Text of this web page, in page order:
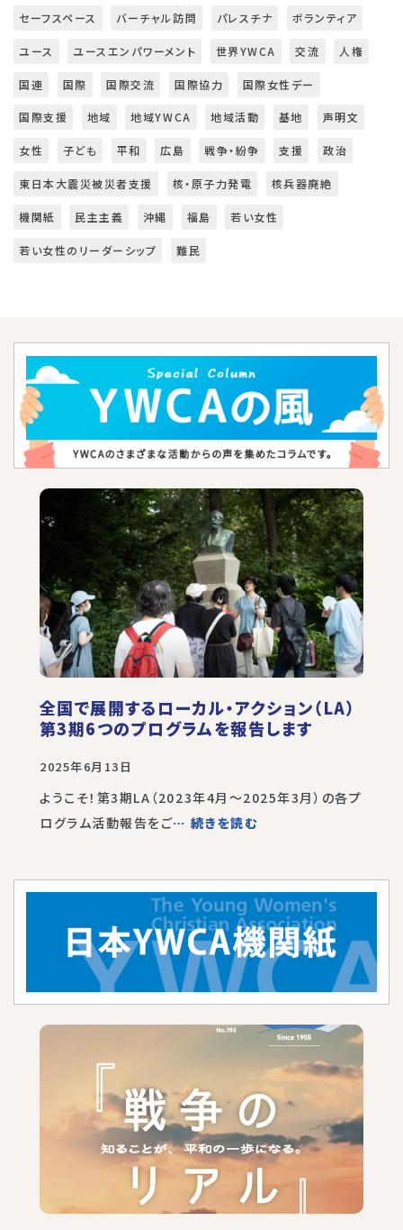
セーフスペース バーチャル訪問 パレスチナ ボランティア
ユース ユースエンパワーメント 世界YWCA 交流 人権
国連 国際 国際交流 国際協力 国際女性デー
国際支援 地域 地域YWCA 地域活動 基地 声明文
女性 子ども 平和 広島 戦争・紛争 支援 政治
東日本大震災被災者支援 核・原子力発電 核兵器廃絶
機関紙 民主主義 沖縄 福島 若い女性
若い女性のリーダーシップ 難民
全国で展開するローカル・アクション（LA）
第3期6つのプログラムを報告します
2025年6月13日
ようこそ！第3期LA（2023年4月～2025年3月）の各プ
ログラム活動報告をご… 続きを読む